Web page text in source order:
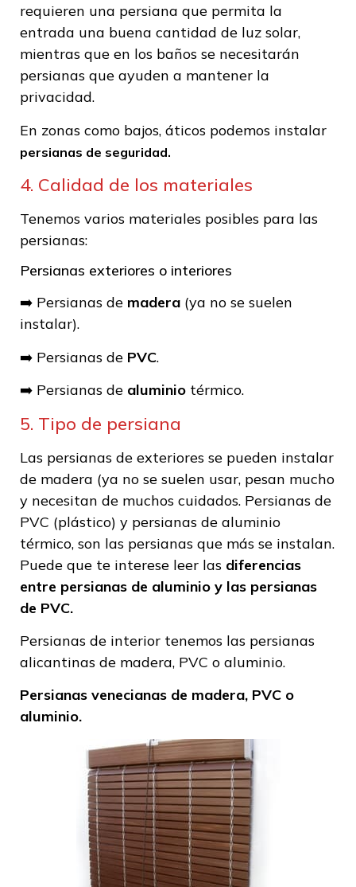
requieren una persiana que permita la
entrada una buena cantidad de luz solar,
mientras que en los baños se necesitarán
persianas que ayuden a mantener la
privacidad.
En zonas como bajos, áticos podemos instalar
persianas de seguridad.
4. Calidad de los materiales
Tenemos varios materiales posibles para las
persianas:
Persianas exteriores o interiores
➡️ Persianas de madera (ya no se suelen
instalar).
➡️ Persianas de PVC.
➡️ Persianas de aluminio térmico.
5. Tipo de persiana
Las persianas de exteriores se pueden instalar
de madera (ya no se suelen usar, pesan mucho
y necesitan de muchos cuidados. Persianas de
PVC (plástico) y persianas de aluminio
térmico, son las persianas que más se instalan.
Puede que te interese leer las diferencias
entre persianas de aluminio y las persianas
de PVC.
Persianas de interior tenemos las persianas
alicantinas de madera, PVC o aluminio.
Persianas venecianas de madera, PVC o
aluminio.